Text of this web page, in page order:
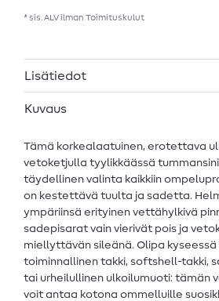
* sis. ALV ilman Toimituskulut
Lisätiedot
Kuvaus
Tämä korkealaatuinen, erotettava
vetoketjulla tyylikkäässä
täydellinen valinta kaikkiin
on kestettävä tuulta ja sadetta.
ympäriinsä erityinen vettähylkivä
sadepisarat vain vierivät pois ja
miellyttävän sileänä. Olipa
toiminnallinen takki, softshell-takki,
tai urheilullinen ulkoilumuoti: tämän
voit antaa kotona ommelluille